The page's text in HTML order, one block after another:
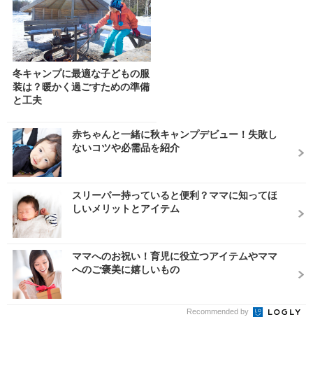
冬キャンプに最適な子どもの服
装は？暖かく過ごすための準備
と工夫
赤ちゃんと一緒に秋キャンプデビュー！失敗し
ないコツや必需品を紹介
スリーパー持っていると便利？ママに知ってほ
しいメリットとアイテム
ママへのお祝い！育児に役立つアイテムやママ
へのご褒美に嬉しいもの
Recommended by